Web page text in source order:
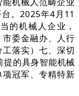
。2025年4月11
的机械人企业，
市委金融办、人行
落实）七、深切
提的具身智能机械
冠军、专精特新